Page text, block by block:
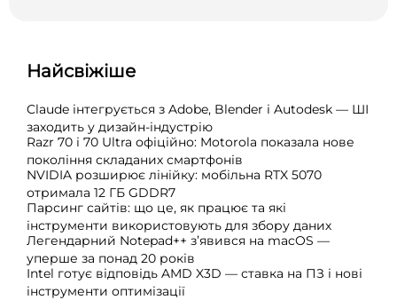
Найсвіжіше
Claude інтегрується з Adobe, Blender і Autodesk — ШІ
заходить у дизайн-індустрію
Razr 70 і 70 Ultra офіційно: Motorola показала нове
покоління складаних смартфонів
NVIDIA розширює лінійку: мобільна RTX 5070
отримала 12 ГБ GDDR7
Парсинг сайтів: що це, як працює та які
інструменти використовують для збору даних
Легендарний Notepad++ з’явився на macOS —
уперше за понад 20 років
Intel готує відповідь AMD X3D — ставка на ПЗ і нові
інструменти оптимізації